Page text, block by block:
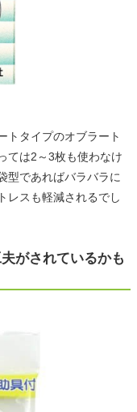
トタイプのオブラート
ては2～3枚も使わなけ
型であればバラバラに
レスも軽減されるでし
がされているかも